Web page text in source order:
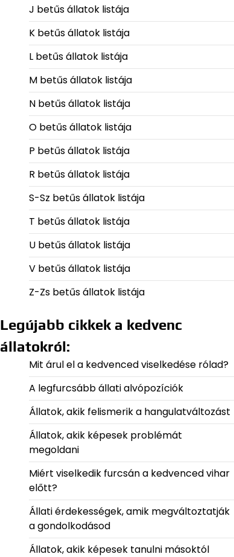
J betűs állatok listája
K betűs állatok listája
L betűs állatok listája
M betűs állatok listája
N betűs állatok listája
O betűs állatok listája
P betűs állatok listája
R betűs állatok listája
S-Sz betűs állatok listája
T betűs állatok listája
U betűs állatok listája
V betűs állatok listája
Z-Zs betűs állatok listája
Legújabb cikkek a kedvenc
állatokról:
Mit árul el a kedvenced viselkedése rólad?
A legfurcsább állati alvópozíciók
Állatok, akik felismerik a hangulatváltozást
Állatok, akik képesek problémát
megoldani
Miért viselkedik furcsán a kedvenced vihar
előtt?
Állati érdekességek, amik megváltoztatják
a gondolkodásod
Állatok, akik képesek tanulni másoktól